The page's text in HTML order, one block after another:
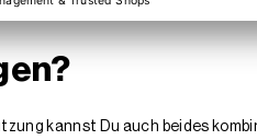
kannst Du auch beides